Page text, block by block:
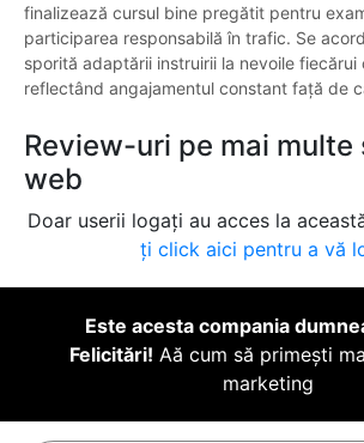
finalizează cursul bine pregătit pentru
participarea responsabilă în trafic. Se
sporită adaptării instruirii la nevoile fiecărui
reflectând angajamentul constant față de
Review-uri pe mai
web
Doar userii logați au acces la
ți click aici pentru a vă
Este acesta compania
Felicitări! Aă cum să primești
marketing